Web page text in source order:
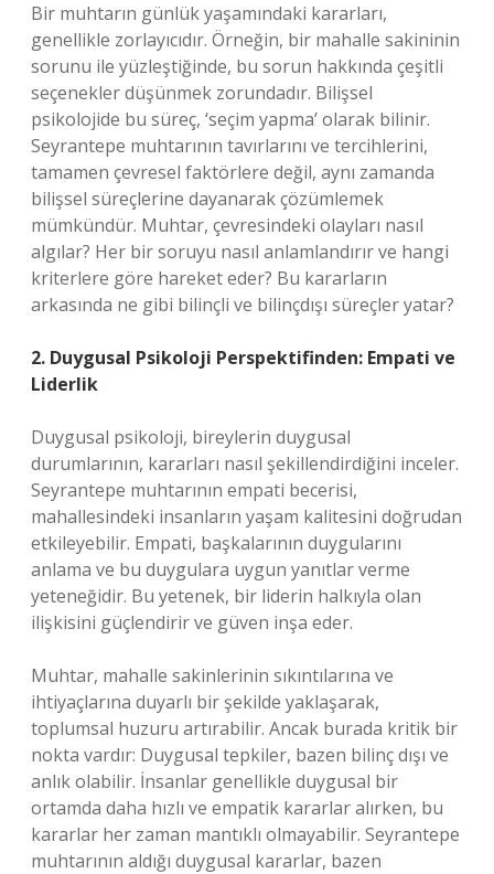
Bir muhtarın günlük yaşamındaki kararları,
genellikle zorlayıcıdır. Örneğin, bir mahalle sakininin
sorunu ile yüzleştiğinde, bu sorun hakkında çeşitli
seçenekler düşünmek zorundadır. Bilişsel
psikolojide bu süreç, ‘seçim yapma’ olarak bilinir.
Seyrantepe muhtarının tavırlarını ve tercihlerini,
tamamen çevresel faktörlere değil, aynı zamanda
bilişsel süreçlerine dayanarak çözümlemek
mümkündür. Muhtar, çevresindeki olayları nasıl
algılar? Her bir soruyu nasıl anlamlandırır ve hangi
kriterlere göre hareket eder? Bu kararların
arkasında ne gibi bilinçli ve bilinçdışı süreçler yatar?
2. Duygusal Psikoloji Perspektifinden: Empati ve
Liderlik
Duygusal psikoloji, bireylerin duygusal
durumlarının, kararları nasıl şekillendirdiğini inceler.
Seyrantepe muhtarının empati becerisi,
mahallesindeki insanların yaşam kalitesini doğrudan
etkileyebilir. Empati, başkalarının duygularını
anlama ve bu duygulara uygun yanıtlar verme
yeteneğidir. Bu yetenek, bir liderin halkıyla olan
ilişkisini güçlendirir ve güven inşa eder.
Muhtar, mahalle sakinlerinin sıkıntılarına ve
ihtiyaçlarına duyarlı bir şekilde yaklaşarak,
toplumsal huzuru artırabilir. Ancak burada kritik bir
nokta vardır: Duygusal tepkiler, bazen bilinç dışı ve
anlık olabilir. İnsanlar genellikle duygusal bir
ortamda daha hızlı ve empatik kararlar alırken, bu
kararlar her zaman mantıklı olmayabilir. Seyrantepe
muhtarının aldığı duygusal kararlar, bazen